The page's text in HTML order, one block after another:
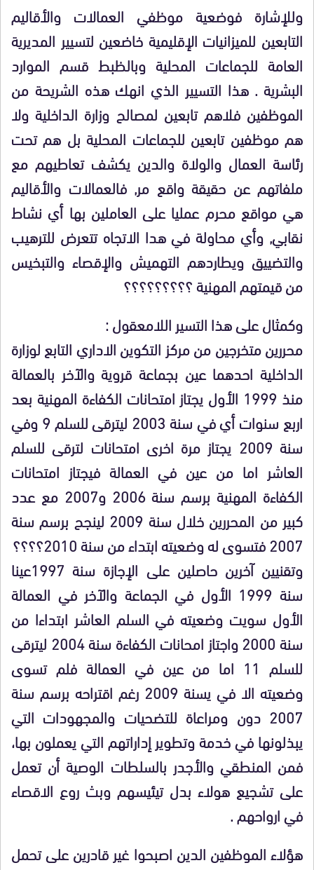
وللإشارة فوضعية موظفي العمالات والأقاليم
التابعين للميزانيات الإقليمية خاضعين لتسيير المديرية
العامة للجماعات المحلية وبالظبط قسم الموارد
البشرية . هذا التسيير الذي انهك هذه الشريحة من
الموظفين فلاهم تابعين لمصالح وزارة الداخلية ولا
هم موظفين تابعين للجماعات المحلية بل هم تحت
رئاسة العمال والولاة والدين يكشف تعاطيهم مع
ملفاتهم عن حقيقة واقع مر, فالعمالات والأقاليم
هي مواقع محرم عمليا على العاملين بها أي نشاط
نقابي, وأي محاولة في هدا الاتجاه تتعرض للترهيب
والتضييق ويطاردهم التهميش والإقصاء والتبخيس
من قيمتهم المهنية ؟؟؟؟؟؟؟؟؟
وكمثال على هذا التسير اللامعقول :
محررين متخرجين من مركز التكوين الاداري التابع لوزارة
الداخلية احدهما عين بجماعة قروية والآخر بالعمالة
منذ 1999 الأول يجتاز امتحانات الكفاءة المهنية بعد
اربع سنوات أي في سنة 2003 ليترقى للسلم 9 وفي
سنة 2009 يجتاز مرة اخرى امتحانات لترقى للسلم
العاشر اما من عين في العمالة فيجتاز امتحانات
الكفاءة المهنية برسم سنة 2006 و2007 مع عدد
كبير من المحررين خلال سنة 2009 لينجح برسم سنة
2007 فتسوى له وضعيته ابتداء من سنة 2010؟؟؟؟
وتقنيين آخرين حاصلين على الإجازة سنة 1997عينا
سنة 1999 الأول في الجماعة والآخر في العمالة
الأول سويت وضعيته في السلم العاشر ابتداءا من
سنة 2000 واجتاز امحانات الكفاءة سنة 2004 ليترقى
للسلم 11 اما من عين في العمالة فلم تسوى
وضعيته الا في يسنة 2009 رغم اقتراحه برسم سنة
2007 دون ومراعاة للتضحيات والمجهودات التي
يبذلونها في خدمة وتطوير إداراتهم التي يعملون بها،
فمن المنطقي والأجدر بالسلطات الوصية أن تعمل
على تشجيع هولاء بدل تيئيسهم وبث روع الاقصاء
في ارواحهم .
هؤلاء الموظفين الدين اصبحوا غير قادرين على تحمل